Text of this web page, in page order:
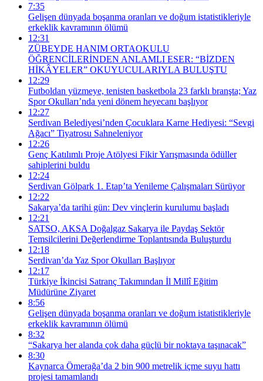
7:35
Gelişen dünyada boşanma oranları ve doğum istatistikleriyle
erkeklik kavramının ölümü
12:31
ZÜBEYDE HANIM ORTAOKULU
ÖĞRENCİLERİNDEN ANLAMLI ESER: “BİZDEN
HİKÂYELER” OKUYUCULARIYLA BULUŞTU
12:29
Futboldan yüzmeye, tenisten basketbola 23 farklı branşta; Yaz
Spor Okulları’nda yeni dönem heyecanı başlıyor
12:27
Serdivan Belediyesi’nden Çocuklara Karne Hediyesi: “Sevgi
Ağacı” Tiyatrosu Sahneleniyor
12:26
Genç Katılımlı Proje Atölyesi Fikir Yarışmasında ödüller
sahiplerini buldu
12:24
Serdivan Gölpark 1. Etap’ta Yenileme Çalışmaları Sürüyor
12:22
Sakarya’da tarihi gün: Dev vinçlerin kurulumu başladı
12:21
SATSO, AKSA Doğalgaz Sakarya ile Paydaş Sektör
Temsilcilerini Değerlendirme Toplantısında Buluşturdu
12:18
Serdivan’da Yaz Spor Okulları Başlıyor
12:17
Türkiye İkincisi Satranç Takımından İl Millî Eğitim
Müdürüne Ziyaret
8:56
Gelişen dünyada boşanma oranları ve doğum istatistikleriyle
erkeklik kavramının ölümü
8:32
“Sakarya her alanda çok daha güçlü bir noktaya taşınacak”
8:30
Kaynarca Ömerağa’da 2 bin 900 metrelik içme suyu hattı
projesi tamamlandı